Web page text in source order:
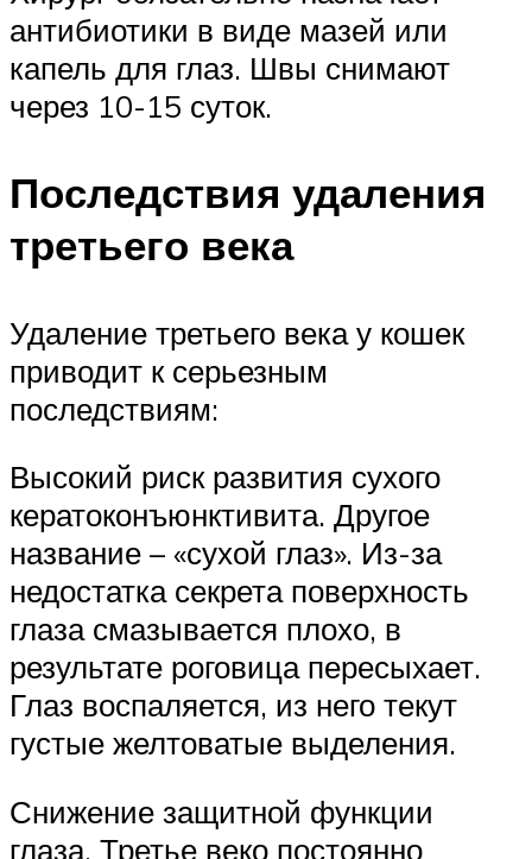
антибиотики в виде мазей или
капель для глаз. Швы снимают
через 10-15 суток.
Последствия удаления
третьего века
Удаление третьего века у кошек
приводит к серьезным
последствиям:
Высокий риск развития сухого
кератоконъюнктивита. Другое
название – «сухой глаз». Из-за
недостатка секрета поверхность
глаза смазывается плохо, в
результате роговица пересыхает.
Глаз воспаляется, из него текут
густые желтоватые выделения.
Снижение защитной функции
глаза. Третье веко постоянно